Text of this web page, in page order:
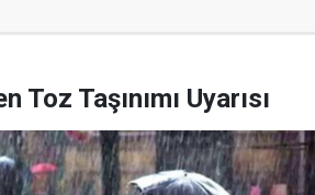
Taşınımı Uyarısı